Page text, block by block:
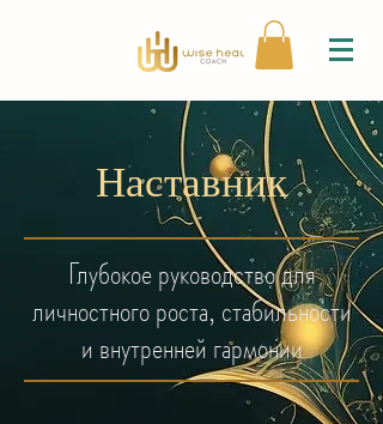
Наставник
Глубокое руководство для
личностного роста, стабильности
и внутренней гармонии